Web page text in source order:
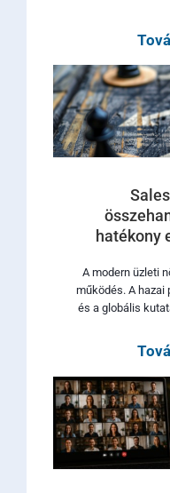
hatékony
A modern üzleti
működés. A
és a globális